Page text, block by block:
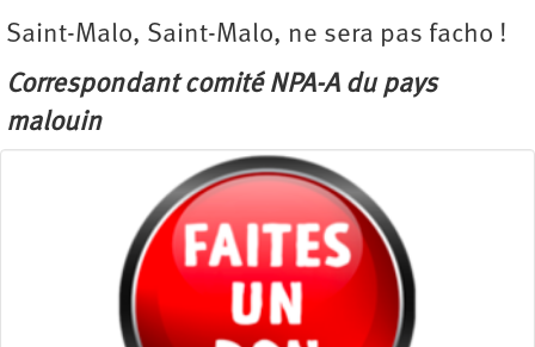
Saint-Malo, Saint-Malo, ne sera pas facho !
Correspondant comité NPA-A du pays
malouin